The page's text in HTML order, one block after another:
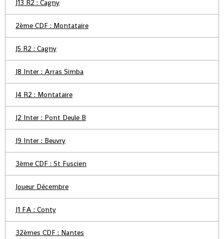
J13 R2 : Cagny
2ème CDF : Montataire
J5 R2 : Cagny
J8 Inter : Arras Simba
J4 R2 : Montataire
J2 Inter : Pont Deule B
J9 Inter : Beuvry
3ème CDF : St Fuscien
Joueur Décembre
J1 FA : Conty
32èmes CDF : Nantes